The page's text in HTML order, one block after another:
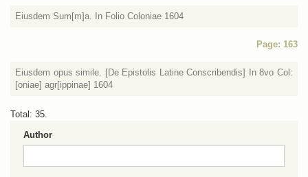
Eiusdem Sum[m]a. In Folio Coloniae 1604
Page: 163
Eiusdem opus simile. [De Epistolis Latine Conscribendis] In 8vo Col:
[oniae] agr[ippinae] 1604
Total: 35.
Author